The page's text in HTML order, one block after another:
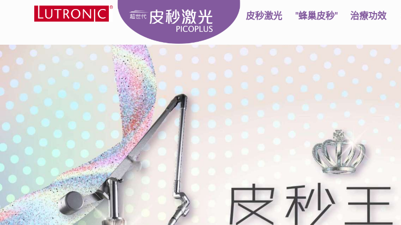
皮秒激光 "蜂巢皮秒" 治療功效